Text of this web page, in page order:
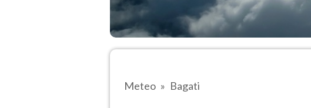
Meteo Bagati